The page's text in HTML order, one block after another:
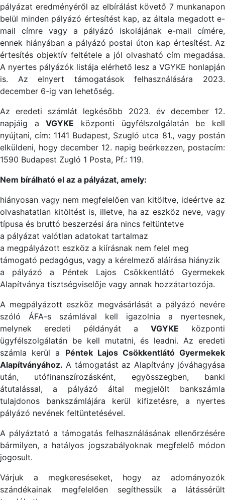
pályázat eredményéről az elbírálást követő 7 munkanapon
belül minden pályázó értesítést kap, az általa megadott e-
mail címre vagy a pályázó iskolájának e-mail címére,
ennek hiányában a pályázó postai úton kap értesítést. Az
értesítés objektív feltétele a jól olvasható cím megadása.
A nyertes pályázók listája elérhető lesz a VGYKE honlapján
is. Az elnyert támogatások felhasználására 2023.
december 6-ig van lehetőség.
Az eredeti számlát legkésőbb 2023. év december 12.
napjáig aVGYKE központi ügyfélszolgálatán be kell
nyújtani, cím: 1141 Budapest, Szugló utca 81., vagy postán
elküldeni, hogy december 12. napig beérkezzen, postacím:
1590 Budapest Zugló 1 Posta, Pf.: 119.
Nem bírálható el az a pályázat, amely:
hiányosan vagy nem megfelelően van kitöltve, ideértve az
olvashatatlan kitöltést is, illetve, ha az eszköz neve, vagy
típusa és bruttó beszerzési ára nincs feltüntetve
a pályázat valótlan adatokat tartalmaz
a megpályázott eszköz a kiírásnak nem felel meg
támogató pedagógus, vagy a kérelmező aláírása hiányzik
a pályázó a Péntek Lajos Csökkentlátó Gyermekek
Alapítványa tisztségviselője vagy annak hozzátartozója.
A megpályázott eszköz megvásárlását a pályázó nevére
szóló ÁFA-s számlával kell igazolnia a nyertesnek,
melynek eredeti példányát a VGYKE központi
ügyfélszolgálatán be kell mutatni, és leadni. Az eredeti
számla kerül a Péntek Lajos Csökkentlátó Gyermekek
Alapítványához. A támogatást az Alapítvány jóváhagyása
után, utófinanszírozásként, egyösszegben, banki
átutalással, a pályázó által megjelölt bankszámla
tulajdonos bankszámlájára kerül kifizetésre, a nyertes
pályázó nevének feltüntetésével.
A pályáztató a támogatás felhasználásának ellenőrzésére
bármilyen, a hatályos jogszabályoknak megfelelő módon
jogosult.
Várjuk a megkereséseket, hogy az adományozók
szándékainak megfelelően segíthessük a látássérült